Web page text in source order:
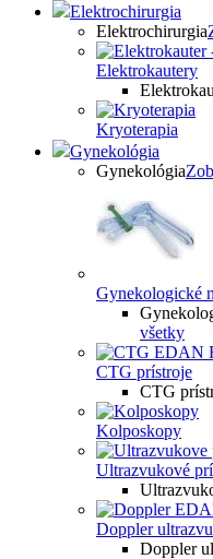
Elektrochirurgia
Elektrochirurgia
Elektrokautery
Kryoterapia
Gynekológia
Gynekológia
Gynekologické
všetky
CTG prístroje
CTG
Kolposkopy
Ultrazvukové
Doppler
Doppler